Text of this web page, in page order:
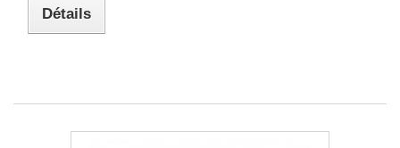
Détails